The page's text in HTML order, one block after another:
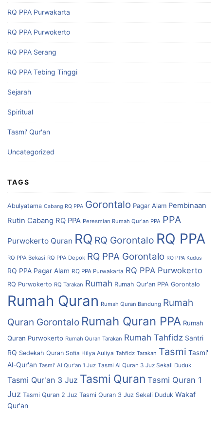
RQ PPA Purwakarta
RQ PPA Purwokerto
RQ PPA Serang
RQ PPA Tebing Tinggi
Sejarah
Spiritual
Tasmi' Qur'an
Uncategorized
TAGS
Abulyatama Cabang RQ PPA Gorontalo Pagar Alam Pembinaan
Rutin Cabang RQ PPA Peresmian Rumah Qur'an PPA PPA
Purwokerto Quran RQ RQ Gorontalo RQ PPA
RQ PPA Bekasi RQ PPA Depok RQ PPA Gorontalo RQ PPA Kudus
RQ PPA Pagar Alam RQ PPA Purwakarta RQ PPA Purwokerto
RQ Purwokerto RQ Tarakan Rumah Rumah Qur'an PPA Gorontalo
Rumah Quran Rumah Quran Bandung Rumah
Quran Gorontalo Rumah Quran PPA Rumah
Quran Purwokerto Rumah Quran Tarakan Rumah Tahfidz Santri
RQ Sedekah Quran Sofia Hilya Auliya Tahfidz Tarakan Tasmi Tasmi'
Al-Qur'an Tasmi' Al Qur'an 1 Juz Tasmi Al Quran 3 Juz Sekali Duduk
Tasmi Qur'an 3 Juz Tasmi Quran Tasmi Quran 1
Juz Tasmi Quran 2 Juz Tasmi Quran 3 Juz Sekali Duduk Wakaf
Qur'an